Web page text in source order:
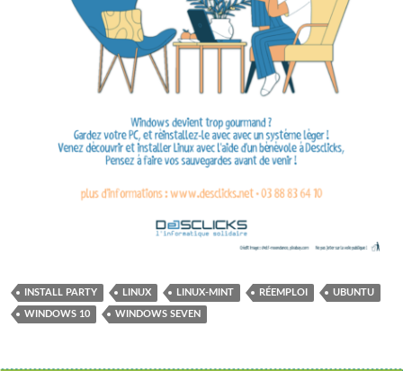
INSTALL PARTY LINUX LINUX-MINT RÉEMPLOI UBUNTU
WINDOWS 10 WINDOWS SEVEN